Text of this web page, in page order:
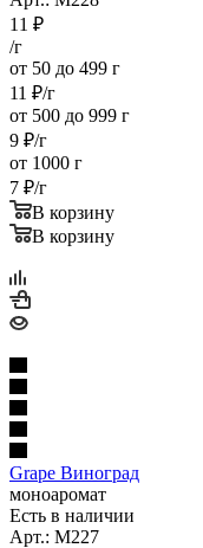
11 ₽
/г
от 50 до 499 г
11 ₽/г
от 500 до 999 г
9 ₽/г
от 1000 г
7 ₽/г
В корзину
В корзину
Grape Виноград
моноаромат
Есть в наличии
Арт.: M227